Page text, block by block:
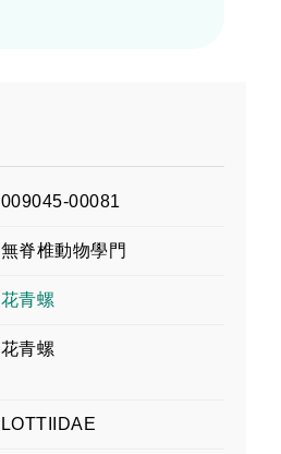
009045-00081
無脊椎動物學門
花青螺
花青螺
LOTTIIDAE